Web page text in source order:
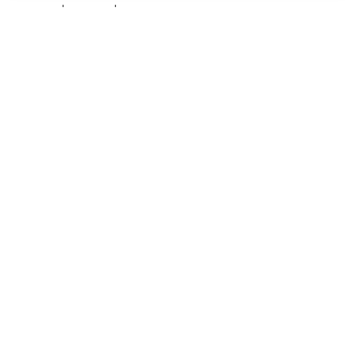
хореографии: и профессионалы, и народные певцы очень